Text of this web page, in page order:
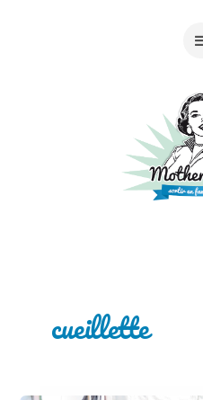
cueillette